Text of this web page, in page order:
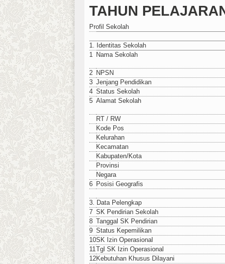
TAHUN
Profil Sekolah
1. Identitas Sekolah
1
Nama Sekolah
2 NPSN
3 Jenjang Pendidikan
4 Status Sekolah
5 Alamat Sekolah
RT / RW
Kode Pos
Kelurahan
Kecamatan
Kabupaten/Kota
Provinsi
Negara
6 Posisi Geografis
3. Data Pelengkap
7 SK Pendirian Sekolah
8 Tanggal SK Pendirian
9 Status Kepemilikan
10SK Izin Operasional
11 Tgl SK Izin Operasional
12Kebutuhan Khusus Dilayani